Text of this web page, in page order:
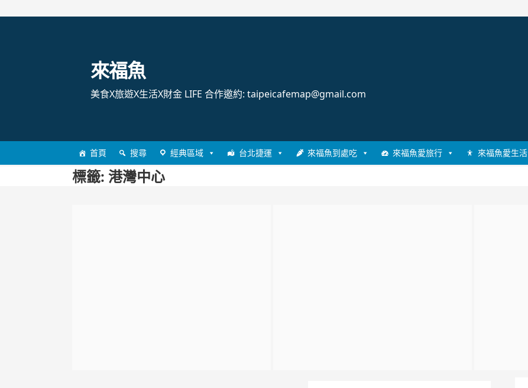
來福魚
美食X旅遊X生活X財金 LIFE 合作邀約: taipeicafemap@gmail.com
首頁 搜尋 經典區域 台北捷運 來福魚到處吃 來福魚愛旅行 來福魚愛生活
標籤: 港灣中心